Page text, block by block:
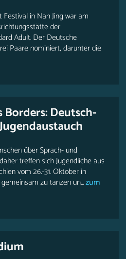
in Nan Jing war am
der
Adult. Der Deutsche
Paare nominiert, darunter die
Borders: Deutsch-
über Sprach- und
treffen sich Jugendliche aus
vom 26.-31. Oktober in
zu tanzen un...zum